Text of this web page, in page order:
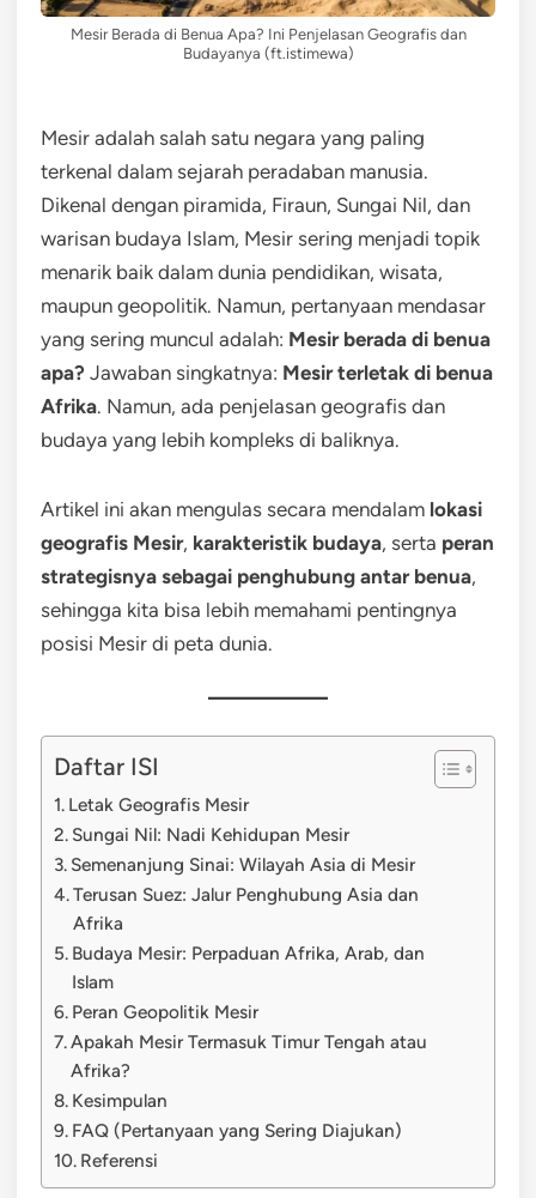
Mesir Berada di Benua Apa? Ini Penjelasan Geografis dan
Budayanya (ft.istimewa)
Mesir adalah salah satu negara yang paling
terkenal dalam sejarah peradaban manusia.
Dikenal dengan piramida, Firaun, Sungai Nil, dan
warisan budaya Islam, Mesir sering menjadi topik
menarik baik dalam dunia pendidikan, wisata,
maupun geopolitik. Namun, pertanyaan mendasar
yang sering muncul adalah: Mesir berada di benua
apa? Jawaban singkatnya: Mesir terletak di benua
Afrika. Namun, ada penjelasan geografis dan
budaya yang lebih kompleks di baliknya.
Artikel ini akan mengulas secara mendalam lokasi
geografis Mesir, karakteristik budaya, serta peran
strategisnya sebagai penghubung antar benua,
sehingga kita bisa lebih memahami pentingnya
posisi Mesir di peta dunia.
Daftar ISI
Letak Geografis Mesir
Sungai Nil: Nadi Kehidupan Mesir
Semenanjung Sinai: Wilayah Asia di Mesir
Terusan Suez: Jalur Penghubung Asia dan
Afrika
Budaya Mesir: Perpaduan Afrika, Arab, dan
Islam
Peran Geopolitik Mesir
Apakah Mesir Termasuk Timur Tengah atau
Afrika?
Kesimpulan
FAQ (Pertanyaan yang Sering Diajukan)
Referensi